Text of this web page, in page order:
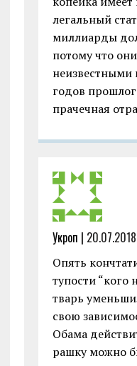
легальный
миллиарды
потому что
неизвестными
годов
прачечная
Укроп |
Опять
тупости “кого
тварь
свою
Обама
рашку можно